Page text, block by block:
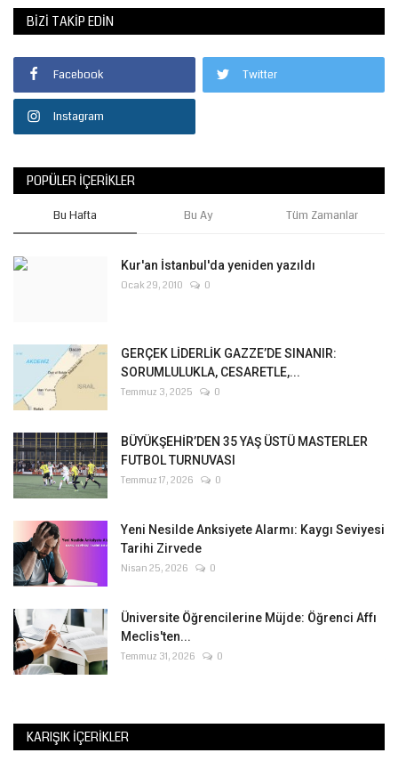
BIZI TAKIP EDIN
Facebook Twitter
Instagram
POPÜLER İÇERIKLER
Bu Hafta Bu Ay Tüm Zamanlar
Kur'an İstanbul'da yeniden yazıldı
Ocak 29, 2010 0
GERÇEK LİDERLİK GAZZE’DE SINANIR:
SORUMLULUKLA, CESARETLE,...
Temmuz 3, 2025 0
BÜYÜKŞEHİR’DEN 35 YAŞ ÜSTÜ MASTERLER
FUTBOL TURNUVASI
Temmuz 17, 2026 0
Yeni Nesilde Anksiyete Alarmı: Kaygı Seviyesi
Tarihi Zirvede
Nisan 25, 2026 0
Üniversite Öğrencilerine Müjde: Öğrenci Affı
Meclis'ten...
Temmuz 31, 2026 0
KARIŞIK İÇERIKLER